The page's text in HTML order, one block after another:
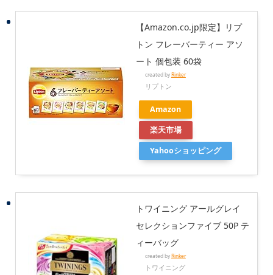
【Amazon.co.jp限定】リプ
トン フレーバーティー アソ
ート 個包装 60袋
created byRinker
リプトン
Amazon
楽天市場
Yahooショッピング
トワイニング アールグレイ
セレクションファイブ 50P テ
ィーバッグ
created byRinker
トワイニング